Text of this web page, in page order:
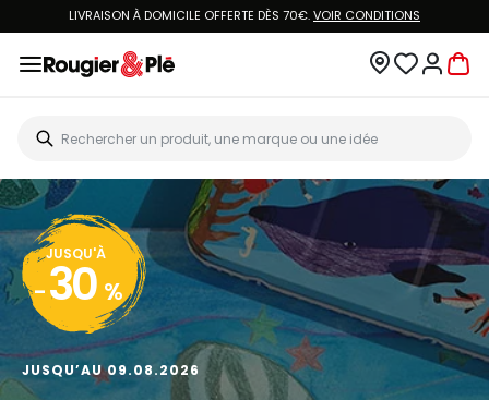
LIVRAISON À DOMICILE OFFERTE DÈS 70€.VOIR CONDITIONS
JUSQU'À
- 30 %
JUSQU’AU 09.08.2026